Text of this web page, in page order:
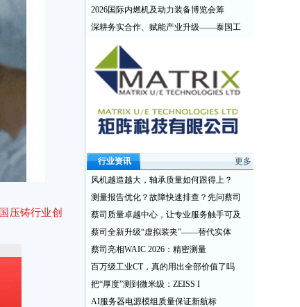
压铸行业创
2026国际内燃机及动力装备博览会筹
深耕务实合作、赋能产业升级——泰国工
行业资讯
更多
风机越造越大，轴承质量如何跟得上？
测量报告优化？故障快速排查？先问蔡司
蔡司质量卓越中心，让专业服务触手可及
蔡司全新升级“虚拟装夹”——替代实体
蔡司亮相WAIC 2026：精密测量
百万级工业CT，真的用出全部价值了吗
把“厚度”测到微米级：ZEISS I
AI服务器电源模组质量保证新航标